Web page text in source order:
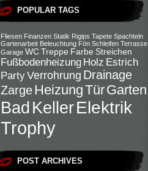
POPULAR TAGS
Fliesen Finanzen Statik Rigips Tapete Spachteln
Gartenarbeit Beleuchtung Fön Schleifen Terrasse
Garage WC Treppe Farbe Streichen
Fußbodenheizung Holz Estrich
PartyVerrohrung Drainage
ZargeHeizungTürGarten
Bad KellerElektrik
Trophy
POST ARCHIVES